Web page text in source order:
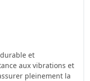
et
aux vibrations et
pleinement la